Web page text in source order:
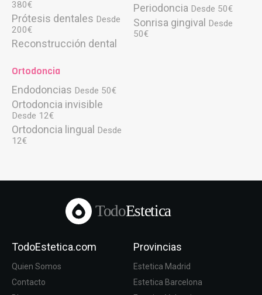
380€
Prótesis dentales Desde
200€
Reconstrucción dental
Periodoncia Desde 50€
Sonrisa gingival
Desde
50€
Ortodoncia
Endodoncias Desde 50€
Ortodoncia invisible
Desde 12€
Ortodoncia lingual
Desde
12€
TodoEstetica
TodoEstetica.com
Quien Somos
Contacto
Provincias
Estetica Madrid
Estetica Barcelona